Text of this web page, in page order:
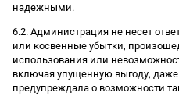
надежными.
6.2. Администрация не несет
или косвенные убытки,
использования или
включая упущенную выгоду,
предупреждала о возможности